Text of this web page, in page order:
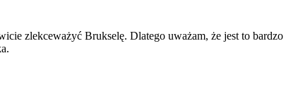
zlekceważyć Brukselę. Dlatego uważam, że jest to bardzo